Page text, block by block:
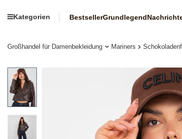
Kategorien BestsellerGrundlegend
Großhandel für Damenbekleidung Mariners